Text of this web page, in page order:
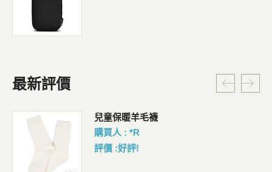
最新評價
兒童保暖羊毛襪
購買人 : *R
評價 :好評!